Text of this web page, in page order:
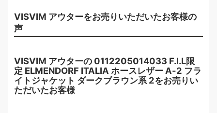
VISVIM アウターをお売りいただいたお客様の
声
VISVIM アウターの 0112205014033 F.I.L限
定 ELMENDORF ITALIA ホースレザー A-2 フラ
イトジャケット ダークブラウン系 2をお売りい
ただいたお客様